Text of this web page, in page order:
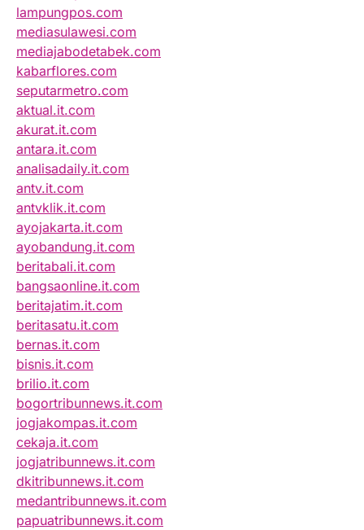
lampungpos.com
mediasulawesi.com
mediajabodetabek.com
kabarflores.com
seputarmetro.com
aktual.it.com
akurat.it.com
antara.it.com
analisadaily.it.com
antv.it.com
antvklik.it.com
ayojakarta.it.com
ayobandung.it.com
beritabali.it.com
bangsaonline.it.com
beritajatim.it.com
beritasatu.it.com
bernas.it.com
bisnis.it.com
brilio.it.com
bogortribunnews.it.com
jogjakompas.it.com
cekaja.it.com
jogjatribunnews.it.com
dkitribunnews.it.com
medantribunnews.it.com
papuatribunnews.it.com